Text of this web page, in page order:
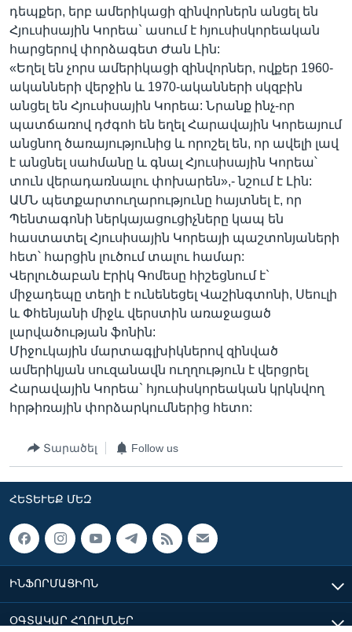
դեպքեր, երբ ամերիկացի զինվորներն անցել են
Հյուսիսային Կորեա` ասում է հյուսիսկորեական
հարցերով փորձագետ Ժան Լին:
«Եղել են չորս ամերիկացի զինվորներ, ովքեր 1960-
ականների վերջին և 1970-ականների սկզբին
անցել են Հյուսիսային Կորեա: Նրանք ինչ-որ
պատճառով դժգոհ են եղել Հարավային Կորեայում
անցնող ծառայությունից և որոշել են, որ ավելի լավ
է անցնել սահմանը և գնալ Հյուսիսային Կորեա՝
տուն վերադառնալու փոխարեն»,- նշում է Լին:
ԱՄՆ պետքարտուղարությունը հայտնել է, որ
Պենտագոնի ներկայացուցիչները կապ են
հաստատել Հյուսիսային Կորեայի պաշտոնյաների
հետ՝ հարցին լուծում տալու համար:
Վերլուծաբան Էրիկ Գոմեսը հիշեցնում է`
միջադեպը տեղի է ունենեցել Վաշինգտոնի, Սեուլի
և Փհենյանի միջև վերստին առաջացած
լարվածության ֆոնին:
Միջուկային մարտագլխիկներով զինված
ամերիկյան սուզանավն ուղղություն է վերցրել
Հարավային Կորեա` հյուսիսկորեական կրկնվող
հրթիռային փորձարկումներից հետո:
Տարածել Follow us
ՀԵՏԵՒԵՔ ՄԵԶ
ԻՆՖՈՐՄԱՑԻՈՆ
ՕԳՏԱԿԱՐ ՀՂՈՒՄՆԵՐ